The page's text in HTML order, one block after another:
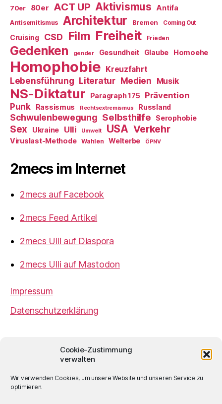
Cookie-Zustimmung
verwalten
Wir verwenden Cookies, um unsere Website und unseren Service zu
optimieren.
70er 80er ACT UP Aktivismus Antifa
Antisemitismus Architektur Bremen Coming Out
Cruising CSD Film Freiheit Frieden
Gedenken gender Gesundheit Glaube Homoehe
Homophobie Kreuzfahrt
Lebensführung Literatur Medien Musik
NS-Diktatur Paragraph 175
Prävention
Punk
Rassismus Rechtsextremismus Russland
Schwulenbewegung Selbsthilfe Serophobie
Sex Ukraine Ulli Umwelt USA Verkehr
Viruslast-Methode Wahlen Welterbe ÖPNV
2mecs im Internet
2mecs auf Facebook
2mecs Feed Artikel
2mecs Ulli auf Diaspora
2mecs Ulli auf Mastodon
Impressum
Datenschutzerklärung
Ulrich Würdemannist sofern nicht
anders angegeben lizenziert unter einer
Creative
Lizenz.